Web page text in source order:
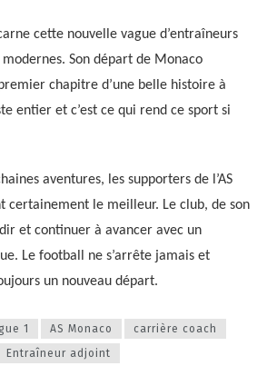
cette nouvelle vague d’entraîneurs
Son départ de Monaco
chapitre d’une belle histoire à
entier et c’est ce qui rend ce sport si
aventures, les supporters de l’AS
certainement le meilleur. Le club, de son
et continuer à avancer avec un
Le football ne s’arrête jamais et
un nouveau départ.
1 AS Monaco
carrière coach
Entraîneur adjoint